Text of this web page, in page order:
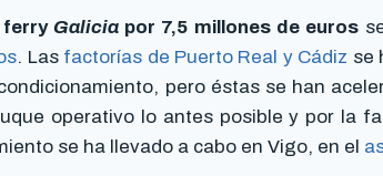
ferry Galicia por 7,5 millones de euros
. Las factorías de Puerto Real y Cádiz se
pero éstas se han
operativo lo antes posible y por la
se ha llevado a cabo en Vigo, en el